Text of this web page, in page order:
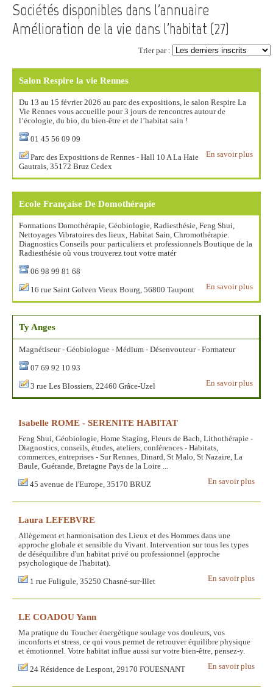
Sociétés disponibles dans l'annuaire
Amélioration de la vie dans l'habitat (27)
Trier par :
Salon Respire la vie Rennes
Du 13 au 15 février 2026 au parc des expositions, le salon Respire La
Vie Rennes vous accueille pour 3 jours de rencontres autour de
l’écologie, du bio, du bien-être et de l’habitat sain !
01 45 56 09 09
En savoir plus
Parc des Expositions de Rennes - Hall 10 A La Haie
Gautrais, 35172 Bruz Cedex
Ecole Française De Domothérapie
Formations Domothérapie, Géobiologie, Radiesthésie, Feng Shui,
Nettoyages Vibratoires des lieux, Habitat Sain, Chromothérapie.
Diagnostics Conseils pour particuliers et professionnels Boutique de la
Radiesthésie où vous trouverez tout votre matér
06 98 99 81 68
En savoir plus
16 rue Saint Golven Vieux Bourg, 56800 Taupont
Ty Anges
Magnétiseur - Géobiologue - Médium - Désenvouteur - Formateur
07 69 92 10 93
En savoir plus
3 rue Les Blossiers, 22460 Grâce-Uzel
Isabelle ROME - SERENITE HABITAT
Feng Shui, Géobiologie, Home Staging, Fleurs de Bach, Lithothérapie -
Diagnostics, conseils, études, ateliers, conférences - Habitats,
commerces, entreprises - Sur Rennes, Dinard, St Malo, St Nazaire, La
Baule, Guérande, Bretagne Pays de la Loire ...
En savoir plus
45 avenue de l'Europe, 35170 BRUZ
Laura LEFEBVRE
Allègement et harmonisation des Lieux et des Hommes dans une
approche globale et sensible du Vivant. Intervention sur tous les types
de déséquilibre d'un habitat privé ou professionnel (approche
psychologique de l'habitat).
En savoir plus
1 rue Fuligule, 35250 Chasné-sur-Illet
LE COADOU Yann
Ma pratique du Toucher énergétique soulage vos douleurs, vos
inconforts et stress, ce qui vous permet de retrouver équilibre physique
et émotionnel. Votre habitat influe aussi sur votre bien-être, pensez-y.
En savoir plus
24 Résidence de Lespont, 29170 FOUESNANT